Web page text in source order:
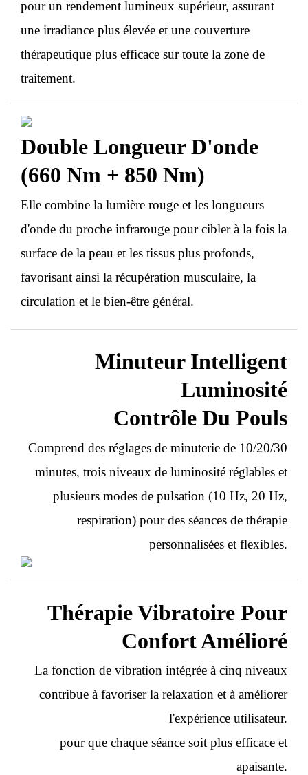
pour un rendement lumineux supérieur, assurant
une irradiance plus élevée et une couverture
thérapeutique plus efficace sur toute la zone de
traitement.
Double Longueur D'onde
(660 Nm + 850 Nm)
Elle combine la lumière rouge et les longueurs
d'onde du proche infrarouge pour cibler à la fois la
surface de la peau et les tissus plus profonds,
favorisant ainsi la récupération musculaire, la
circulation et le bien-être général.
Minuteur Intelligent
Luminosité
Contrôle Du Pouls
Comprend des réglages de minuterie de 10/20/30
minutes, trois niveaux de luminosité réglables et
plusieurs modes de pulsation (10 Hz, 20 Hz,
respiration) pour des séances de thérapie
personnalisées et flexibles.
Thérapie Vibratoire Pour
Confort Amélioré
La fonction de vibration intégrée à cinq niveaux
contribue à favoriser la relaxation et à améliorer
l'expérience utilisateur.
pour que chaque séance soit plus efficace et
apaisante.